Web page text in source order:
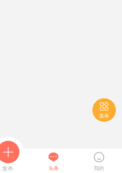

菜单

发布

头条

我的